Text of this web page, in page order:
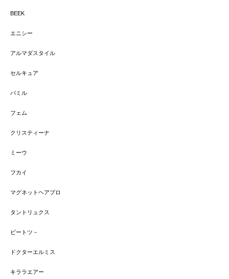
BEEK
エニシー
アルマダスタイル
セルキュア
バミル
フェム
クリスティーナ
ミーウ
フカイ
マグネットヘアプロ
タントリュクス
ビートツ－
ドクターエルミス
キララエアー